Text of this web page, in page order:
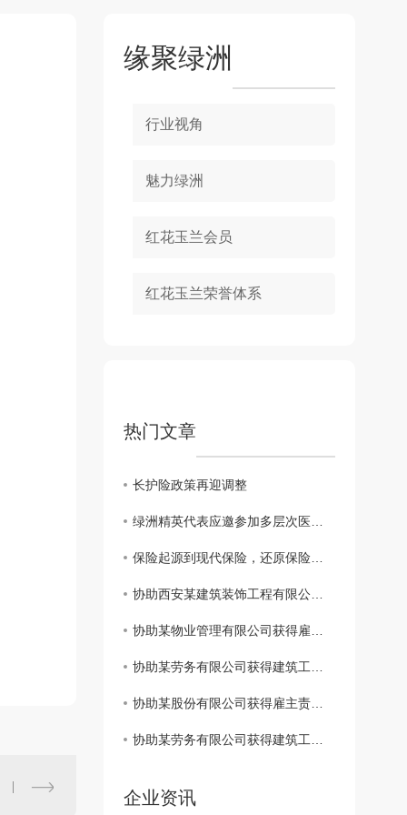
缘聚绿洲
行业视角
魅力绿洲
红花玉兰会员
红花玉兰荣誉体系
热门文章
长护险政策再迎调整
绿洲精英代表应邀参加多层次医疗保障体系及健康险创新发展系列会议
保险起源到现代保险，还原保险本来的样子
协助西安某建筑装饰工程有限公司获得建工团意险理赔款2760.11元
协助某物业管理有限公司获得雇主责任险理赔款3183.6元
协助某劳务有限公司获得建筑工程团体意外伤害保险理赔款11832.85元
协助某股份有限公司获得雇主责任保险理赔款34698.3元
协助某劳务有限公司获得建筑工程团体意外伤害保险理赔款80000元
企业资讯